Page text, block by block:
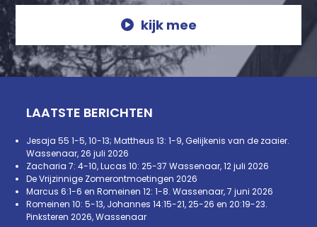
kijk mee
LAATSTE BERICHTEN
Jesaja 55 1-5, 10-13; Mattheus 13: 1-9, Gelijkenis van de zaaier.
Wassenaar, 26 juli 2026
Zacharia 7: 4-10, Lucas 10: 25-37 Wassenaar, 12 juli 2026
De Vrijzinnige Zomerontmoetingen 2026
Marcus 6:1-6 en Romeinen 12: 1-8. Wassenaar, 7 juni 2026
Romeinen 10: 5-13, Johannes 14:15-21, 25-26 en 20:19-23.
Pinksteren 2026, Wassenaar